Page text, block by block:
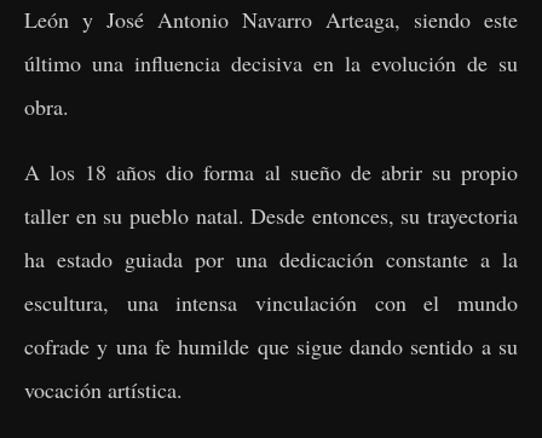
León y José Antonio Navarro Arteaga, siendo este
último una influencia decisiva en la evolución de su
obra.
A los 18 años dio forma al sueño de abrir su propio
taller en su pueblo natal. Desde entonces, su trayectoria
ha estado guiada por una dedicación constante a la
escultura, una intensa vinculación con el mundo
cofrade y una fe humilde que sigue dando sentido a su
vocación artística.